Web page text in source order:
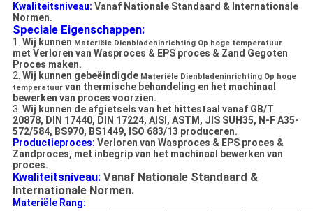
Kwaliteitsniveau: Vanaf Nationale Standaard & Internationale
Normen.
Speciale Eigenschappen:
1. Wij kunnen Materiële Dienbladeninrichting Op hoge temperatuur
met Verloren van Wasproces & EPS proces & Zand Gegoten
Proces maken.
2. Wij kunnen gebeëindigde Materiële Dienbladeninrichting Op hoge
temperatuurvan thermische behandeling en het machinaal
bewerken van proces voorzien.
3. Wij kunnen de afgietsels van het hittestaal vanaf GB/T
20878, DIN 17440, DIN 17224, AISI, ASTM, JIS SUH35, N-F A35-
572/584, BS970, BS1449, ISO 683/13 produceren.
Productieproces: Verloren van Wasproces & EPS proces &
Zandproces, met inbegrip van het machinaal bewerken van
proces.
Kwaliteitsniveau:Vanaf Nationale Standaard &
Internationale Normen.
Materiële Rang: